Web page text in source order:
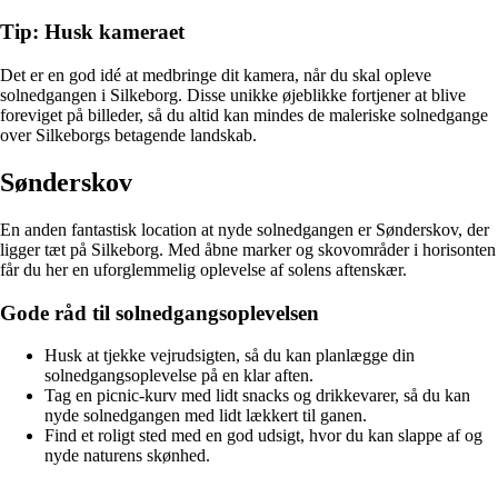
Tip: Husk kameraet
Det er en god idé at medbringe dit kamera, når du skal opleve
solnedgangen i Silkeborg. Disse unikke øjeblikke fortjener at blive
foreviget på billeder, så du altid kan mindes de maleriske solnedgange
over Silkeborgs betagende landskab.
Sønderskov
En anden fantastisk location at nyde solnedgangen er Sønderskov, der
ligger tæt på Silkeborg. Med åbne marker og skovområder i horisonten
får du her en uforglemmelig oplevelse af solens aftenskær.
Gode råd til solnedgangsoplevelsen
Husk at tjekke vejrudsigten, så du kan planlægge din
solnedgangsoplevelse på en klar aften.
Tag en picnic-kurv med lidt snacks og drikkevarer, så du kan
nyde solnedgangen med lidt lækkert til ganen.
Find et roligt sted med en god udsigt, hvor du kan slappe af og
nyde naturens skønhed.